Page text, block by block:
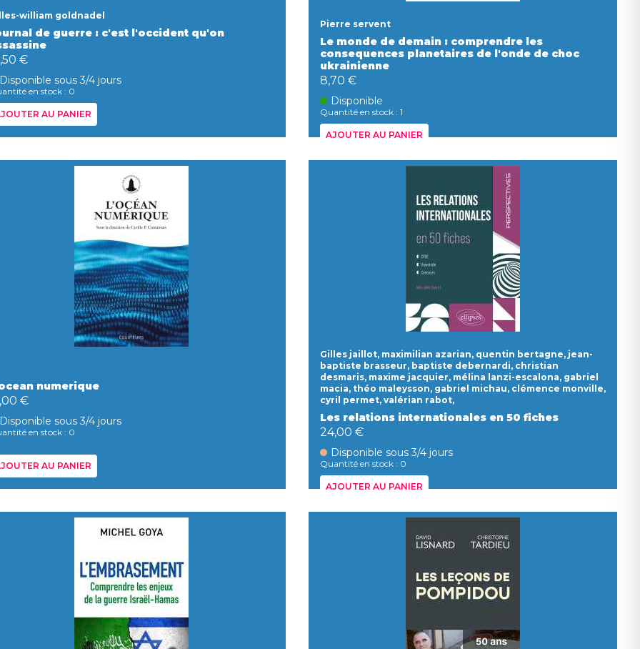
william goldnadel
de guerre : c'est l'occident qu'on
€
Disponible sous 3/4 jours
en stock : 0
AU PANIER
Pierre servent
Le monde de demain : comprendre les
consequences planetaires de l'onde de choc
ukrainienne
8,70 €
Disponible
Quantité en stock : 1
AJOUTER AU PANIER
numerique
€
Disponible sous 3/4 jours
en stock : 0
AU PANIER
Gilles jaillot, maximilian azarian, quentin bertagne, jean-
baptiste brasseur, baptiste debernardi, christian
desmaris, maxime jacquier, mélina lanzi-escalona, gabriel
macia, théo maleysson, gabriel michau, clémence monville,
cyril permet, valérian rabot,
Les relations internationales en 50 fiches
24,00 €
Disponible sous 3/4 jours
Quantité en stock : 0
AJOUTER AU PANIER